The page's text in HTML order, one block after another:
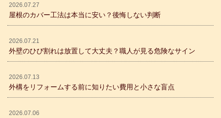
2026.07.27
屋根のカバー工法は本当に安い？後悔しない判断
2026.07.21
外壁のひび割れは放置して大丈夫？職人が見る危険なサイン
2026.07.13
外構をリフォームする前に知りたい費用と小さな盲点
2026.07.06